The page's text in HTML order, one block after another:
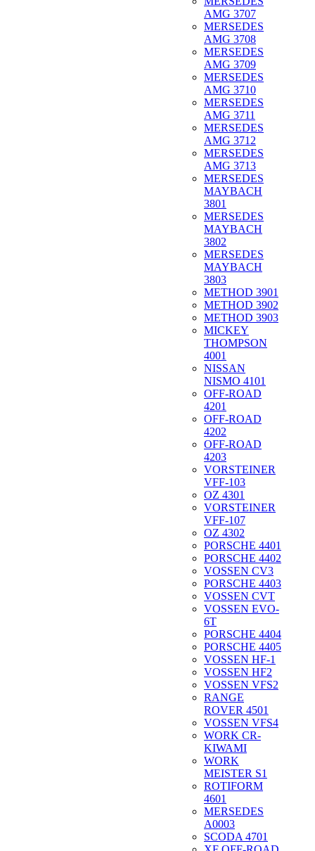
AMG 3707
MERSEDES
AMG 3708
MERSEDES
AMG 3709
MERSEDES
AMG 3710
MERSEDES
AMG 3711
MERSEDES
AMG 3712
MERSEDES
AMG 3713
MERSEDES
MAYBACH
3801
MERSEDES
MAYBACH
3802
MERSEDES
MAYBACH
3803
METHOD 3901
METHOD 3902
METHOD 3903
MICKEY
THOMPSON
4001
NISSAN
NISMO 4101
OFF-ROAD
4201
OFF-ROAD
4202
OFF-ROAD
4203
VORSTEINER
VFF-103
OZ 4301
VORSTEINER
VFF-107
OZ 4302
PORSCHE 4401
PORSCHE 4402
VOSSEN CV3
PORSCHE 4403
VOSSEN CVT
VOSSEN EVO-
6T
PORSCHE 4404
PORSCHE 4405
VOSSEN HF-1
VOSSEN HF2
VOSSEN VFS2
RANGE
ROVER 4501
VOSSEN VFS4
WORK CR-
KIWAMI
WORK
MEISTER S1
ROTIFORM
4601
MERSEDES
A0003
SCODA 4701